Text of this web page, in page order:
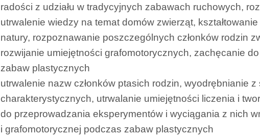
radości z udziału w tradycyjnych zabawach ruchowych,
utrwalenie wiedzy na temat domów zwierząt,
natury, rozpoznawanie poszczególnych członków rodzin
rozwijanie umiejętności grafomotorycznych, zachęcanie
zabaw plastycznych
utrwalenie nazw członków ptasich rodzin, wyodrębnianie
charakterystycznych, utrwalanie umiejętności liczenia i
do przeprowadzania eksperymentów i wyciągania z nich
i grafomotorycznej podczas zabaw plastycznych